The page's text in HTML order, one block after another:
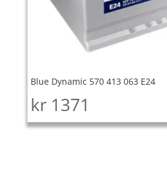
Blue Dynamic 570 413 063 E24
kr 1371